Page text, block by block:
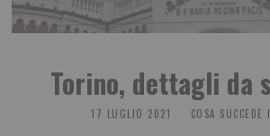
Torino, dettagli da
17 LUGLIO 2021 COSA